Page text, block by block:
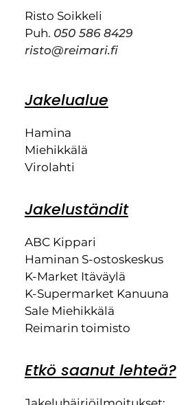
Risto Soikkeli
Puh. 050 586 8429
risto@reimari.fi
Jakelualue
Hamina
Miehikkälä
Virolahti
Jakeluständit
ABC Kippari
Haminan S-ostoskeskus
K-Market Itäväylä
K-Supermarket Kanuuna
Sale Miehikkälä
Reimarin toimisto
Etkö saanut lehteä?